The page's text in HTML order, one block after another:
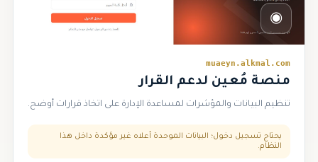
◉
muaeyn.alkmal.com
منصة مُعين لدعم القرار
تنظيم البيانات والمؤشرات لمساعدة الإدارة على اتخاذ قرارات أوضح.
يحتاج تسجيل دخول؛ البيانات الموحدة أعلاه غير مؤكدة داخل هذا
النظام.